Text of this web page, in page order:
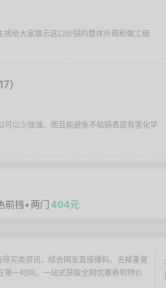
给大家展示这口炒锅的整体外观和做工细
）
以少放油，而且能避免不粘锅表层有害化学
前挡+两门 404元
买类资讯，结合网友直接爆料，去掉重复
一时间，一站式获取全网优惠券和特价